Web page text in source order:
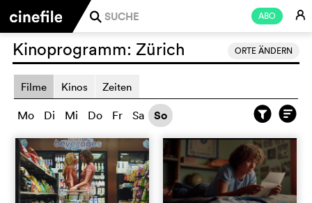
ABO E
j
ORTE ÄNDERN
Kinoprogramm: Zürich
Filme Kinos Zeiten
Mo Di Mi Do Fr Sa So